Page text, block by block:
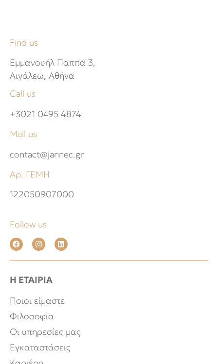
Find us
Εμμανουήλ Παππά 3,
Αιγάλεω, Αθήνα
Call us
+3021 0495 4874
Mail us
contact@jannec.gr
Αρ. ΓΕΜΗ
122050907000
Follow us
Η ΕΤΑΙΡΙΑ
Ποιοι είμαστε
Φιλοσοφία
Οι υπηρεσίες μας
Εγκαταστάσεις